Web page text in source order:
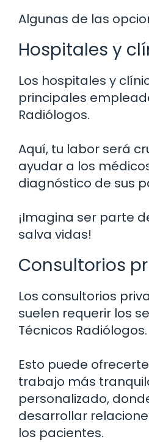
Algunas de las
Hospitales y
Los hospitales y
principales
Radiólogos.
Aquí, tu labor será
ayudar a los
diagnóstico de sus
¡Imagina ser parte
salva vidas!
Consultorios
Los consultorios
suelen requerir los
Técnicos Radiólogos.
Esto puede
trabajo más
personalizado,
desarrollar
los pacientes.